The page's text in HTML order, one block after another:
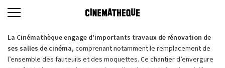
La Cinémathèque engage d’importants travaux de rénovation de
ses salles de cinéma, comprenant notamment le remplacement de
l’ensemble des fauteuils et des moquettes. Ce chantier d’envergure